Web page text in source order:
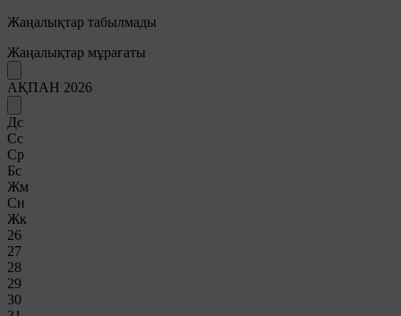
Жаңалықтар табылмады
Жаңалықтар мұрағаты
АҚПАН 2026
Дс
Сс
Ср
Бс
Жм
Сн
Жк
26
27
28
29
30